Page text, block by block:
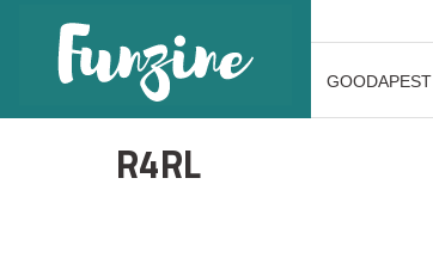
GOODAPEST
R4RL